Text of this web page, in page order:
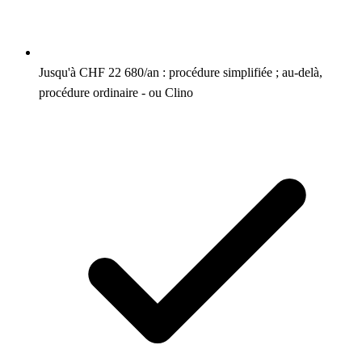
Jusqu'à CHF 22 680/an : procédure simplifiée ; au-delà,
procédure ordinaire - ou Clino